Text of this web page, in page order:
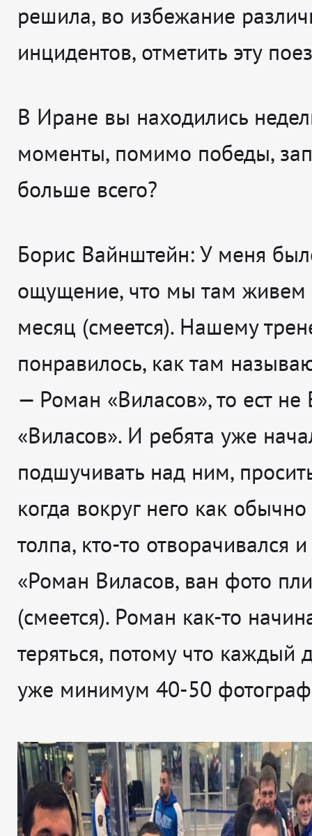
решила, во избежание
инцидентов, отметить эту
В Иране вы находились
моменты, помимо победы,
больше всего?
Борис Вайнштейн:У меня
ощущение, что мы там живем
месяц (смеется). Нашему
понравилось, как там
— Роман «Виласов», то ест не
«Виласов». И ребята уже
подшучивать над ним,
когда вокруг него как
толпа, кто-то отворачивался
«Роман Виласов, ван фото
(смеется). Роман как-то
теряться, потому что каждый
уже минимум 40-50